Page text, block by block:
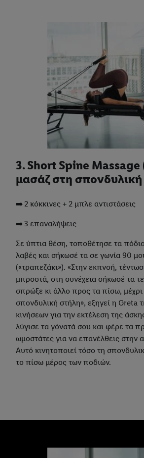
3. Short Spine
μασάζ στη
➡️ 2 κόκκινες + 2 μπλε αντιστάσεις
➡️ 3 επαναλήψεις
Σε ύπτια θέση, τοποθέτησε τα
λαβές και σήκωσέ τα σε γωνία 90
(«τραπεζάκι»). «Στην εκπνοή,
μπροστά, στη συνέχεια σήκωσέ τα
σπρώξε κι άλλο προς τα πίσω,
σπονδυλική στήλη», εξηγεί η Greta
κινήσεων για την εκτέλεση της
λύγισε τα γόνατά σου και φέρε τα
ωμοστάτες για να επανέλθεις στην
Αυτό κινητοποιεί τόσο τη
το πίσω μέρος των ποδιών.